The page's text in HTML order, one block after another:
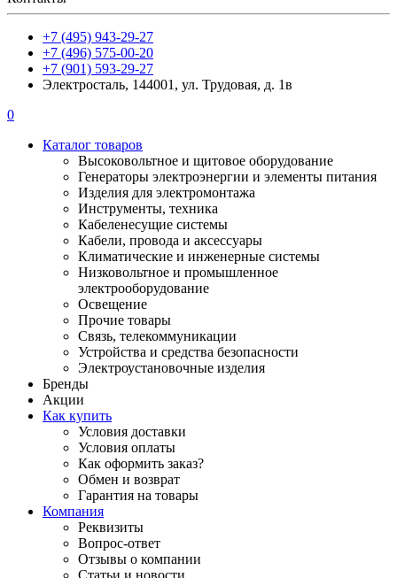
+7 (495) 943-29-27
+7 (496) 575-00-20
+7 (901) 593-29-27
Электросталь, 144001, ул. Трудовая, д. 1в
0
Каталог товаров
Высоковольтное и щитовое оборудование
Генераторы электроэнергии и элементы питания
Изделия для электромонтажа
Инструменты, техника
Кабеленесущие системы
Кабели, провода и аксессуары
Климатические и инженерные системы
Низковольтное и промышленное
электрооборудование
Освещение
Прочие товары
Связь, телекоммуникации
Устройства и средства безопасности
Электроустановочные изделия
Бренды
Акции
Как купить
Условия доставки
Условия оплаты
Как оформить заказ?
Обмен и возврат
Гарантия на товары
Компания
Реквизиты
Вопрос-ответ
Отзывы о компании
Статьи и новости